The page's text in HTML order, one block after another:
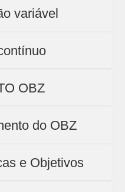
variável
OBZ
do OBZ
e Objetivos